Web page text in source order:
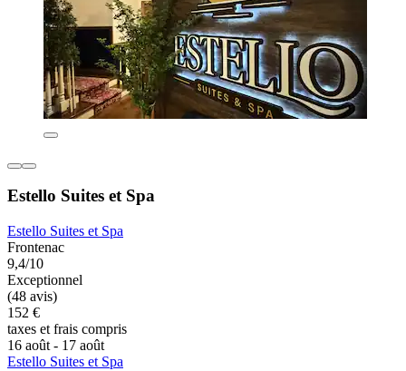
Estello Suites et Spa
Estello Suites et Spa
Frontenac
9,4/10
Exceptionnel
(48 avis)
152 €
taxes et frais compris
16 août - 17 août
Estello Suites et Spa